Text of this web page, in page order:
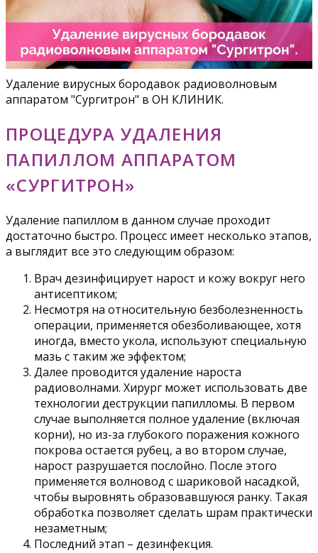
Удаление вирусных бородавок радиоволновым
аппаратом "Сургитрон" в ОН КЛИНИК.
ПРОЦЕДУРА УДАЛЕНИЯ
ПАПИЛЛОМ АППАРАТОМ
«СУРГИТРОН»
Удаление папиллом в данном случае проходит
достаточно быстро. Процесс имеет несколько этапов,
а выглядит все это следующим образом:
Врач дезинфицирует нарост и кожу вокруг него
антисептиком;
Несмотря на относительную безболезненность
операции, применяется обезболивающее, хотя
иногда, вместо укола, используют специальную
мазь с таким же эффектом;
Далее проводится удаление нароста
радиоволнами. Хирург может использовать две
технологии деструкции папилломы. В первом
случае выполняется полное удаление (включая
корни), но из-за глубокого поражения кожного
покрова остается рубец, а во втором случае,
нарост разрушается послойно. После этого
применяется волновод с шариковой насадкой,
чтобы выровнять образовавшуюся ранку. Такая
обработка позволяет сделать шрам практически
незаметным;
Последний этап – дезинфекция.